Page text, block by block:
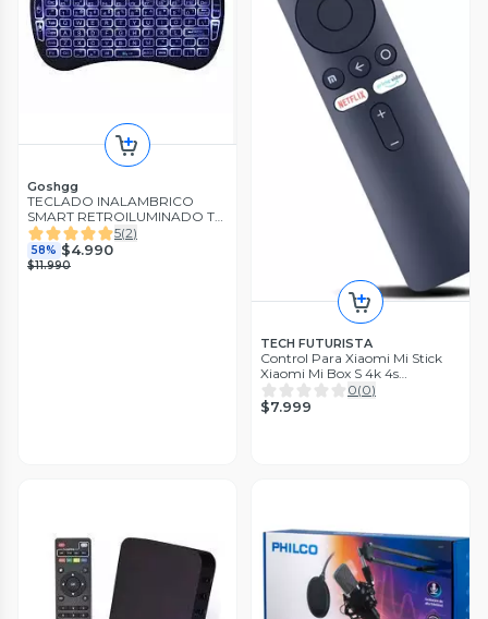
Goshgg
TECLADO INALAMBRICO
SMART RETROILUMINADO TV
BOX, TV, PC, NOTEBOOK
5(2)
58% $4.990
$11.990
TECH FUTURISTA
Control Para Xiaomi Mi Stick
Xiaomi Mi Box S 4k 4s
Premium
0(0)
$7.999